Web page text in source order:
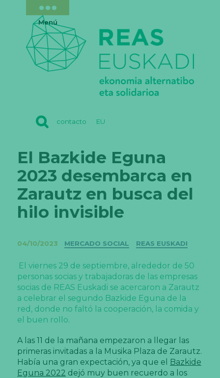
contacto EU
Menú
El Bazkide Eguna
2023 desembarca en
Zarautz en busca del
hilo invisible
04/10/2023 Categorías
MERCADO SOCIAL REAS EUSKADI
El viernes 29 de septiembre, alrededor de 50
personas socias y trabajadoras de las empresas
socias de REAS Euskadi se acercaron a Zarautz
a celebrar el segundo Bazkide Eguna de la
red, donde no faltó la cooperación, la comida y
el buen rollo.
A las 11 de la mañana empezaron a llegar las
primeras invitadas a la Musika Plaza de Zarautz.
Había una gran expectación, ya que el
Bazkide
Eguna 2022 dejó muy buen recuerdo a los